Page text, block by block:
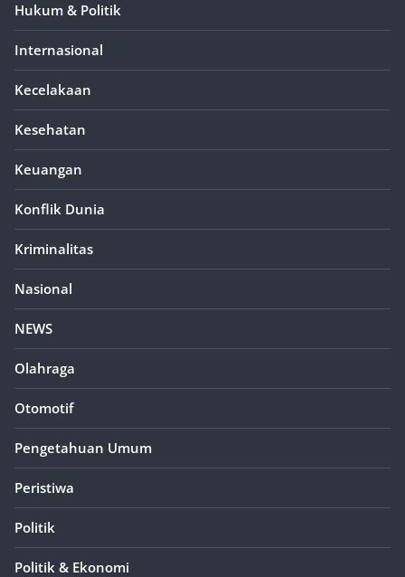
Hukum & Politik
Internasional
Kecelakaan
Kesehatan
Keuangan
Konflik Dunia
Kriminalitas
Nasional
NEWS
Olahraga
Otomotif
Pengetahuan Umum
Peristiwa
Politik
Politik & Ekonomi